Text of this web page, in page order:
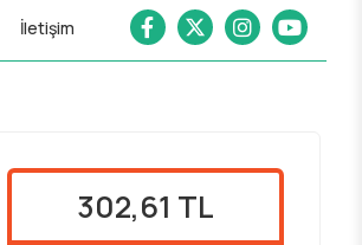
İletişim
302,61 TL